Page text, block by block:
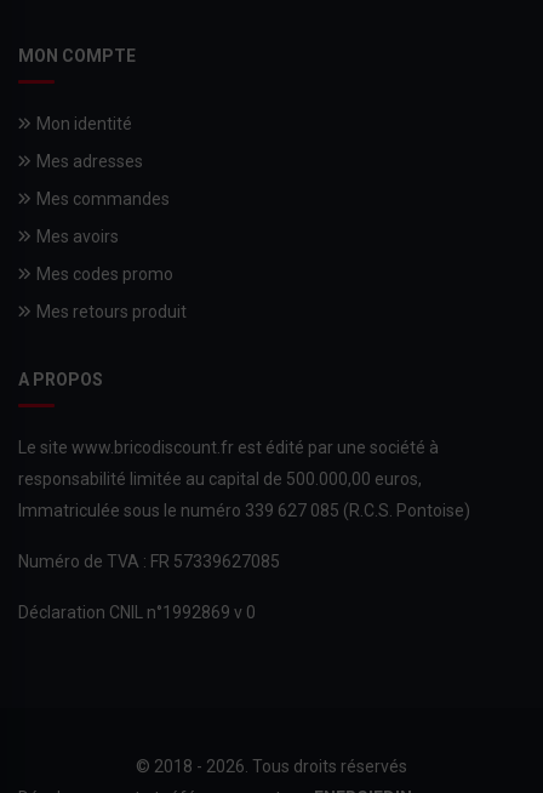
MON COMPTE
Mon identité
Mes adresses
Mes commandes
Mes avoirs
Mes codes promo
Mes retours produit
A PROPOS
Le site www.bricodiscount.fr est édité par une société à
responsabilité limitée au capital de 500.000,00 euros,
Immatriculée sous le numéro 339 627 085 (R.C.S. Pontoise)
Numéro de TVA : FR 57339627085
Déclaration CNIL n°1992869 v 0
© 2018 - 2026. Tous droits réservés